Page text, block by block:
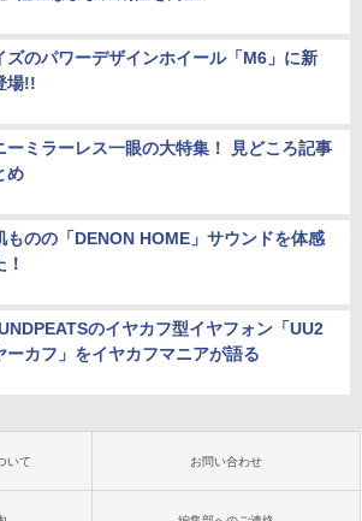
ズのパワーデザインホイール「M6」に新
場!!
ーミラーレス一眼の大特集！ 見どころ記事
め
ものの「DENON HOME」サウンドを体感
！
のイヤカフ型イヤフォン「UU2
ーカフ」をイヤカフマニアが語る
いて お問い合わせ